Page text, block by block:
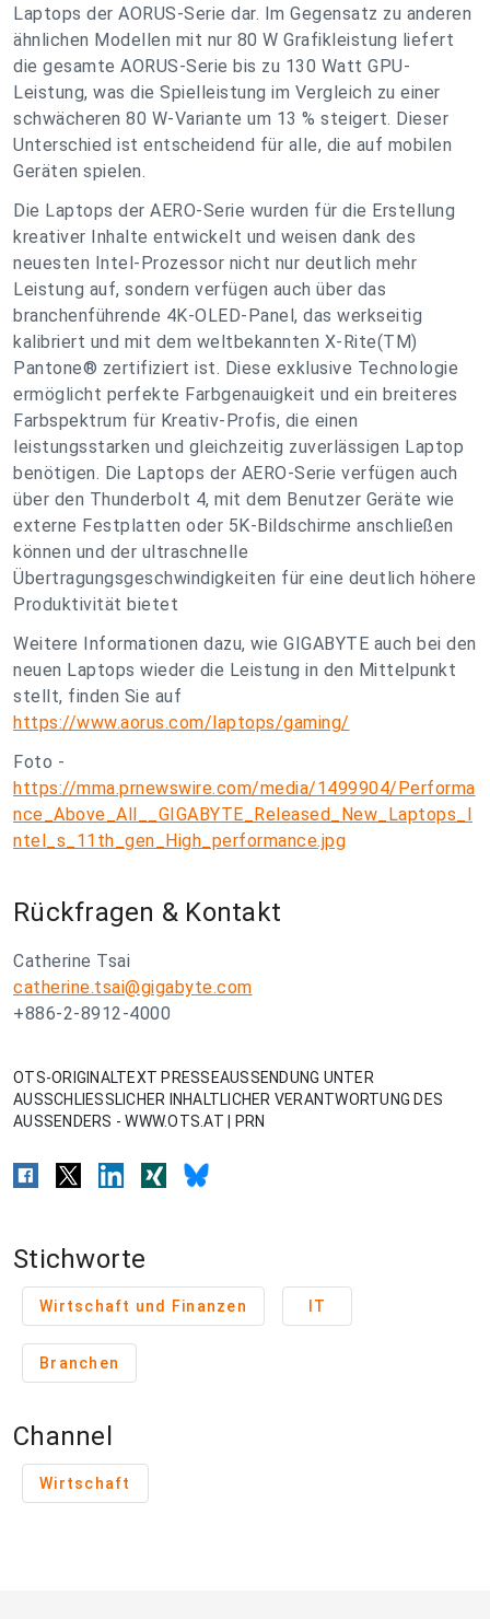
Laptops der AORUS-Serie dar. Im Gegensatz zu anderen
ähnlichen Modellen mit nur 80 W Grafikleistung liefert
die gesamte AORUS-Serie bis zu 130 Watt GPU-
Leistung, was die Spielleistung im Vergleich zu einer
schwächeren 80 W-Variante um 13 % steigert. Dieser
Unterschied ist entscheidend für alle, die auf mobilen
Geräten spielen.
Die Laptops der AERO-Serie wurden für die Erstellung
kreativer Inhalte entwickelt und weisen dank des
neuesten Intel-Prozessor nicht nur deutlich mehr
Leistung auf, sondern verfügen auch über das
branchenführende 4K-OLED-Panel, das werkseitig
kalibriert und mit dem weltbekannten X-Rite(TM)
Pantone® zertifiziert ist. Diese exklusive Technologie
ermöglicht perfekte Farbgenauigkeit und ein breiteres
Farbspektrum für Kreativ-Profis, die einen
leistungsstarken und gleichzeitig zuverlässigen Laptop
benötigen. Die Laptops der AERO-Serie verfügen auch
über den Thunderbolt 4, mit dem Benutzer Geräte wie
externe Festplatten oder 5K-Bildschirme anschließen
können und der ultraschnelle
Übertragungsgeschwindigkeiten für eine deutlich höhere
Produktivität bietet
Weitere Informationen dazu, wie GIGABYTE auch bei den
neuen Laptops wieder die Leistung in den Mittelpunkt
stellt, finden Sie auf
https://www.aorus.com/laptops/gaming/
Foto -
https://mma.prnewswire.com/media/1499904/Performa
nce_Above_All__GIGABYTE_Released_New_Laptops_I
ntel_s_11th_gen_High_performance.jpg
Rückfragen & Kontakt
Catherine Tsai
catherine.tsai@gigabyte.com
+886-2-8912-4000
OTS-ORIGINALTEXT PRESSEAUSSENDUNG UNTER
AUSSCHLIESSLICHER INHALTLICHER VERANTWORTUNG DES
AUSSENDERS - WWW.OTS.AT | PRN
Stichworte
Wirtschaft und Finanzen IT
Branchen
Channel
Wirtschaft